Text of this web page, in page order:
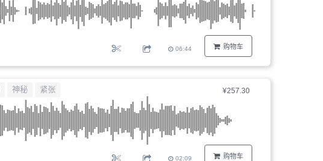
购物车
06:44
¥257.30
购物车
神秘 紧张
02:09